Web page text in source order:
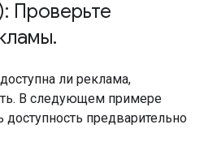
Проверьте
.
ли реклама,
В следующем примере
доступность предварительно